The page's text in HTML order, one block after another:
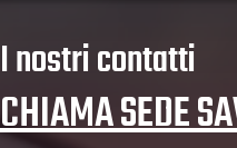
I nostri contatti
CHIAMA SEDE